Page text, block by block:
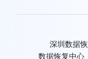
深圳数据
数据恢复中心